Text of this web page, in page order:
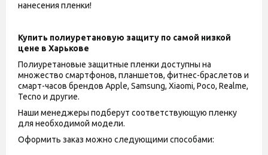
нанесения пленки!
Купить полиуретановую защиту по самой низкой
цене в Харькове
Полиуретановые защитные пленки доступны на
множество смартфонов, планшетов, фитнес-браслетов и
смарт-часов брендов Apple, Samsung, Xiaomi, Poco, Realme,
Tecno и другие.
Наши менеджеры подберут соответствующую пленку
для необходимой модели.
Оформить заказ можно следующими способами: